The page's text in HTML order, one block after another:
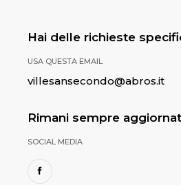
Hai delle richieste
USA QUESTA EMAIL
villesansecondo@abros.it
Rimani sempre
SOCIAL MEDIA